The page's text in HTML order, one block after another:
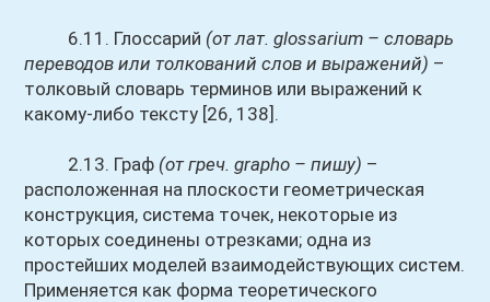
6.11. Глоссарий (от лат. glossarium – словарь
переводов или толкований слов и выражений) –
толковый словарь терминов или выражений к
какому-либо тексту [26, 138].
2.13. Граф (от греч. grapho – пишу) –
расположенная на плоскости геометрическая
конструкция, система точек, некоторые из
которых соединены отрезками; одна из
простейших моделей взаимодействующих систем.
Применяется как форма теоретического